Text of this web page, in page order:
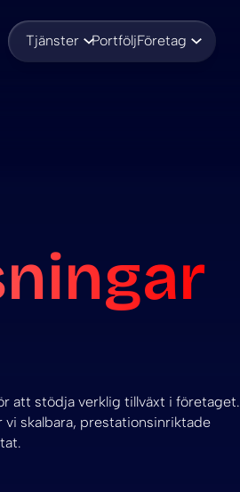
Tjänster
PortföljFöretag
att stödja verklig tillväxt i företaget.
vi skalbara, prestationsinriktade